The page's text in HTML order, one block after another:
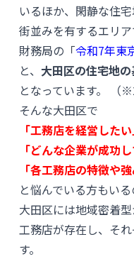
いるほか、閑静な住
街並みを有するエリア
財務局の「令和7年東
と、 大田区の住宅地
となっています。 （
そんな大田区で
「工務店を経営したい
「どんな企業が成功
「各工務店の特徴や
と悩んでいる方もい
大田区には地域密着
工務店が存在し、そ
す。